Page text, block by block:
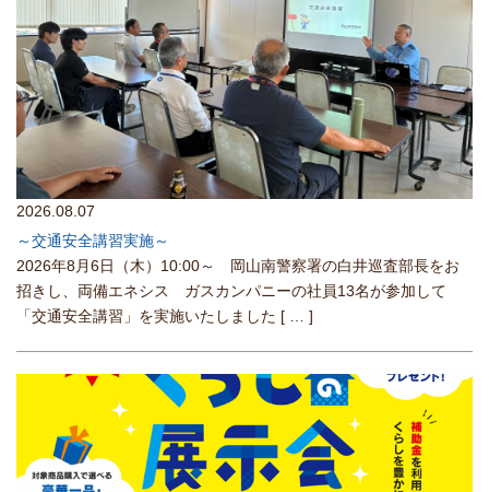
2026.08.07
～交通安全講習実施～
2026年8月6日（木）10:00～ 岡山南警察署の白井巡査部長をお
招きし、両備エネシス ガスカンパニーの社員13名が参加して
「交通安全講習」を実施いたしました [ … ]